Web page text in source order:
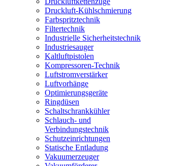
Druckluft-Kühlschmierung
Farbspritztechnik
Filtertechnik
Industrielle Sicherheitstechnik
Industriesauger
Kaltluftpistolen
Kompressoren-Technik
Luftstromverstärker
Luftvorhänge
Optimierungsgeräte
Ringdüsen
Schaltschrankkühler
Schlauch- und
Verbindungstechnik
Schutzeinrichtungen
Statische Entladung
Vakuumerzeuger